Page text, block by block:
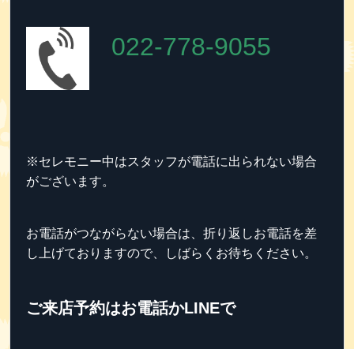
022-778-9055
※セレモニー中はスタッフが電話に出られない場合
がございます。
お電話がつながらない場合は、折り返しお電話を差
し上げておりますので、しばらくお待ちください。
ご来店予約はお電話かLINEで